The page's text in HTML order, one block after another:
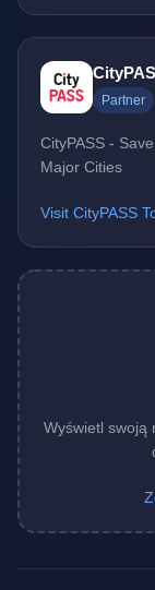
Partner
CityPASS -
Major Cities
Visit CityPASS
Wyświetl swoją